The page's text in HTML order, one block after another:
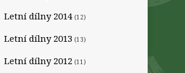
Letní dílny 2014 (12)
Letní dílny 2013 (13)
Letní dílny 2012 (11)